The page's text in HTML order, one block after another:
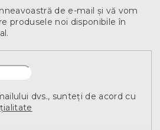
de e-mail şi vă vom
produsele noi disponibile în
dvs., sunteți de acord cu